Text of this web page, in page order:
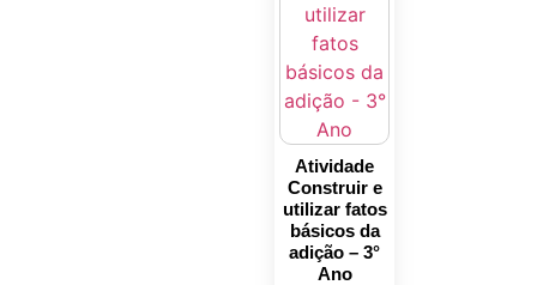
Atividade
Construir e
utilizar fatos
básicos da
adição – 3°
Ano